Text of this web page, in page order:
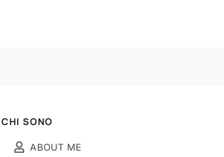
CHI SONO
ABOUT ME